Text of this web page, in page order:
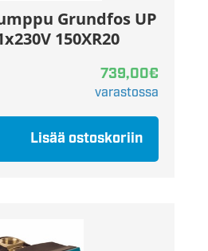
Grundfos UP
150XR20
739,00€
varastossa
Lisää ostoskoriin